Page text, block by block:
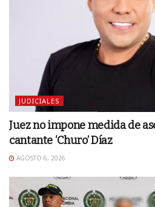
JUDICIALES
Juez no impone medida de
cantante ‘Churo’ Díaz
AGOSTO 6, 2026